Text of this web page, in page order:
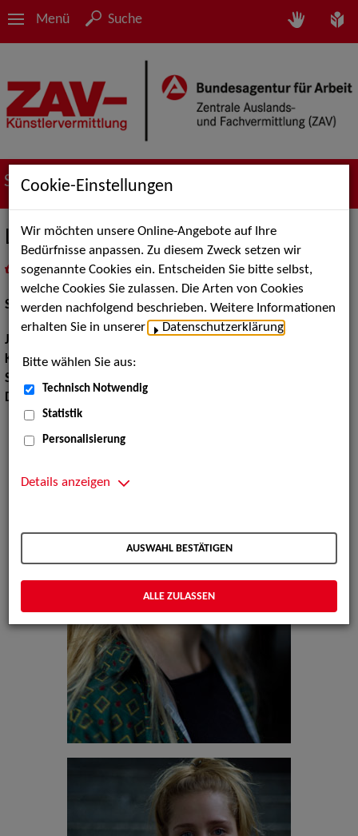
Menü Suche
Suche nach Künstler*innen
Lorraine Töpfer
als PDF speichern
inMeine Merklistelegen
Schauspiel:Bühne
Jahrgang:
Körpergröße:167 cm
Sprachen:
Dialekte:
Cookie-Einstellungen
Wir möchten unsere Online-Angebote auf Ihre
Bedürfnisse anpassen. Zu diesem Zweck setzen wir
sogenannte Cookies ein. Entscheiden Sie bitte selbst,
welche Cookies Sie zulassen. Die Arten von Cookies
werden nachfolgend beschrieben. Weitere Informationen
erhalten Sie in unserer
Datenschutzerklärung
Bitte wählen Sie aus:
Technisch Notwendig
Statistik
Personalisierung
Details anzeigen
AUSWAHL BESTÄTIGEN
ALLE ZULASSEN